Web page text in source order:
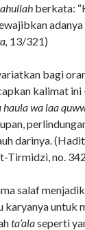
berkata:
13/321)
bagi
kalimat ini
haula wa laa
darinya.
Tirmidzi, no.
salaf
untuk
ta’alaseperti